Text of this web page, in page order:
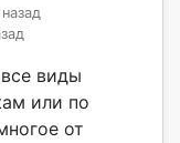
виды
или по
от